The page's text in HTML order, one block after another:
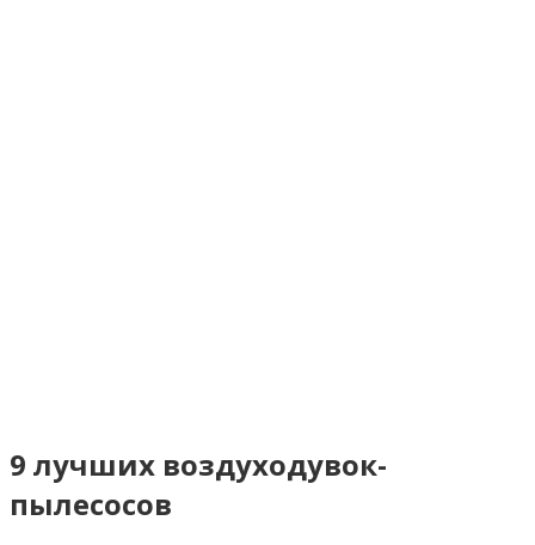
9 лучших воздуходувок-
пылесосов